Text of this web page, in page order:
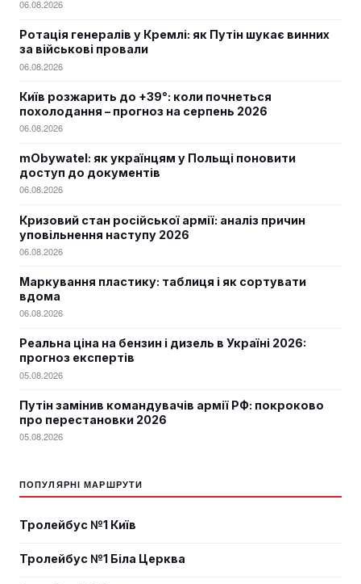
06.08.2026
Ротація генералів у Кремлі: як Путін шукає винних
за військові провали
06.08.2026
Київ розжарить до +39°: коли почнеться
похолодання – прогноз на серпень 2026
06.08.2026
mObywatel: як українцям у Польщі поновити
доступ до документів
06.08.2026
Кризовий стан російської армії: аналіз причин
уповільнення наступу 2026
06.08.2026
Маркування пластику: таблиця і як сортувати
вдома
06.08.2026
Реальна ціна на бензин і дизель в Україні 2026:
прогноз експертів
05.08.2026
Путін замінив командувачів армії РФ: покроково
про перестановки 2026
05.08.2026
ПОПУЛЯРНІ МАРШРУТИ
Тролейбус №1 Київ
Тролейбус №1 Біла Церква